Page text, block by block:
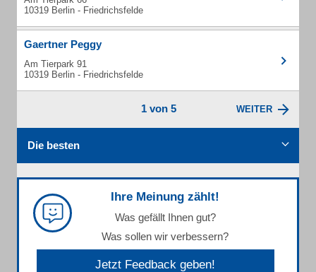
10319 Berlin - Friedrichsfelde
Gaertner Peggy
Am Tierpark 91
10319 Berlin - Friedrichsfelde
1 von 5 WEITER
Die besten
Ihre Meinung zählt!
Was gefällt Ihnen gut?
Was sollen wir verbessern?
Jetzt Feedback geben!